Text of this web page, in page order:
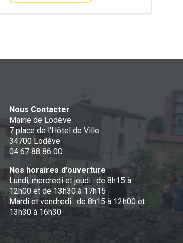
Nous Contacter
Mairie de Lodève
7 place de l'Hôtel de Ville
34700 Lodève
04 67 88 86 00
Nos horaires d’ouverture
Lundi, mercredi et jeudi : de 8h15 à
12h00 et de 13h30 à 17h15
Mardi et vendredi : de 8h15 à 12h00 et
13h30 à 16h30